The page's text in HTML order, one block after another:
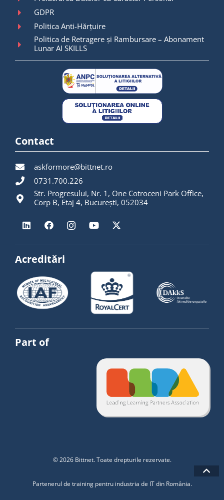
GDPR
Politica Anti-Hărțuire
Politica de Retragere și Rambursare – Abonament
Lunar AI SKILLS
Contact
askformore@bittnet.ro
0731.700.226
Str. Progresului, Nr. 1, One Cotroceni Park Office,
Corp B, Etaj 4, București, 052034
Acreditări
Part of
© 2026 Bittnet. Toate drepturile rezervate.
Partenerul de training pentru industria de IT din România.